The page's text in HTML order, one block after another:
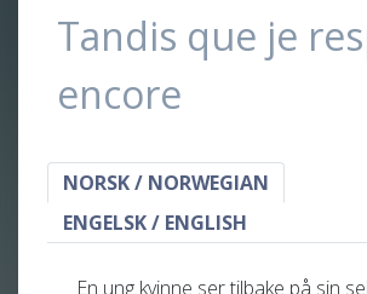
Tandis que je
encore
NORSK / NORWEGIAN
ENGELSK / ENGLISH
En ung kvinne ser tilbake på sin